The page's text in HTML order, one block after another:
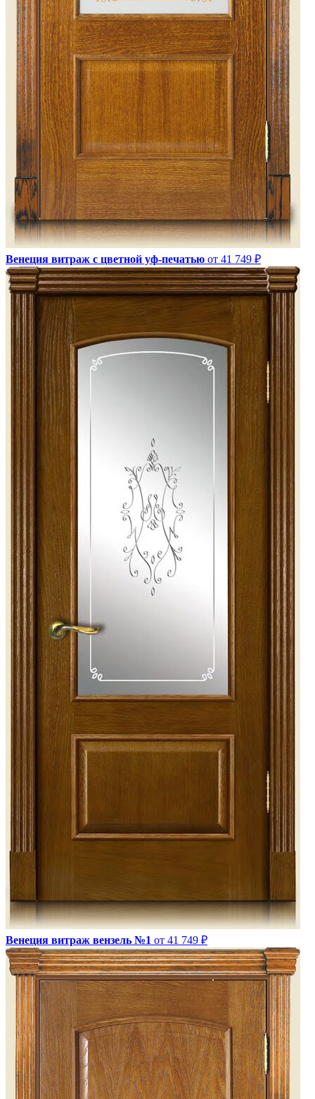
Венеция витраж с цветной уф-печатью от 41 749 ₽
Венеция витраж вензель №1 от 41 749 ₽